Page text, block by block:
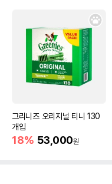
그리니즈 오리지널 티니 130
개입
18% 53,000원